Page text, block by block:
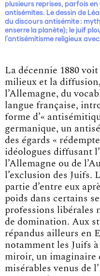
plusieurs reprises, parfois
antisémites. Le dessin de
du discours antisémite :
enserre la planète); le juif
l’antisémitisme religieux
La décennie 1880
milieux et la
l’Allemagne, du
langue française,
forme d’«
germanique, un
des égards «
idéologues diffusant
l’Allemagne ou de
l’exclusion des Juifs.
partie d’entre eux
poids dans certains
professions libérales
de domination. Aux
répandus ailleurs en
notamment les Juifs à
miroir, un imaginaire
misérables venus de